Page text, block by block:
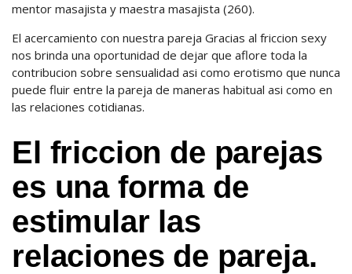
mentor masajista y maestra masajista (260).
El acercamiento con nuestra pareja Gracias al friccion sexy
nos brinda una oportunidad de dejar que aflore toda la
contribucion sobre sensualidad asi como erotismo que nunca
puede fluir entre la pareja de maneras habitual asi como en
las relaciones cotidianas.
El friccion de parejas
es una forma de
estimular las
relaciones de pareja.